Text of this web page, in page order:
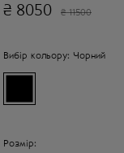
₴ 8050 ₴ 11500
Вибір кольору: Чорний
Розмір: